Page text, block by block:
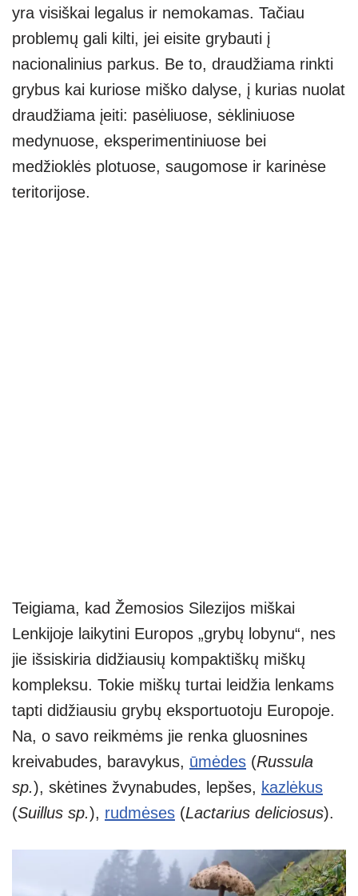
yra visiškai legalus ir nemokamas. Tačiau
problemų gali kilti, jei eisite grybauti į
nacionalinius parkus. Be to, draudžiama rinkti
grybus kai kuriose miško dalyse, į kurias nuolat
draudžiama įeiti: pasėliuose, sėkliniuose
medynuose, eksperimentiniuose bei
medžioklės plotuose, saugomose ir karinėse
teritorijose.
Teigiama, kad Žemosios Silezijos miškai
Lenkijoje laikytini Europos „grybų lobynu“, nes
jie išsiskiria didžiausių kompaktiškų miškų
kompleksu. Tokie miškų turtai leidžia lenkams
tapti didžiausiu grybų eksportuotoju Europoje.
Na, o savo reikmėms jie renka gluosnines
kreivabudes, baravykus, ūmėdes (Russula
sp.), skėtines žvynabudes, lepšes, kazlėkus
(Suillus sp.), rudmėses (Lactarius deliciosus).